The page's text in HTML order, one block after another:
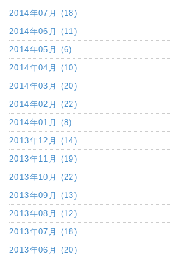
2014年07月 (18)
2014年06月 (11)
2014年05月 (6)
2014年04月 (10)
2014年03月 (20)
2014年02月 (22)
2014年01月 (8)
2013年12月 (14)
2013年11月 (19)
2013年10月 (22)
2013年09月 (13)
2013年08月 (12)
2013年07月 (18)
2013年06月 (20)